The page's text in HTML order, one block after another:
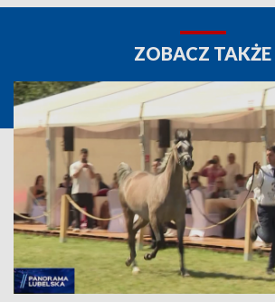
ZOBACZ TAKŻE